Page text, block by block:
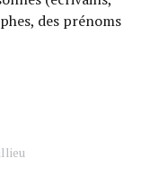
des prénoms